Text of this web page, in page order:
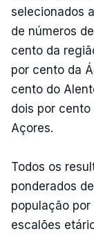
selecionados
de números
cento da
por cento da
cento do
dois por
Açores.
Todos os
ponderados
população
escalões